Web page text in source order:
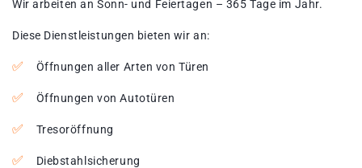
Wir arbeiten an Sonn- und Feiertagen – 365 Tage im Jahr.
Diese Dienstleistungen bieten wir an:
Öffnungen aller Arten von Türen
Öffnungen von Autotüren
Tresoröffnung
Diebstahlsicherung